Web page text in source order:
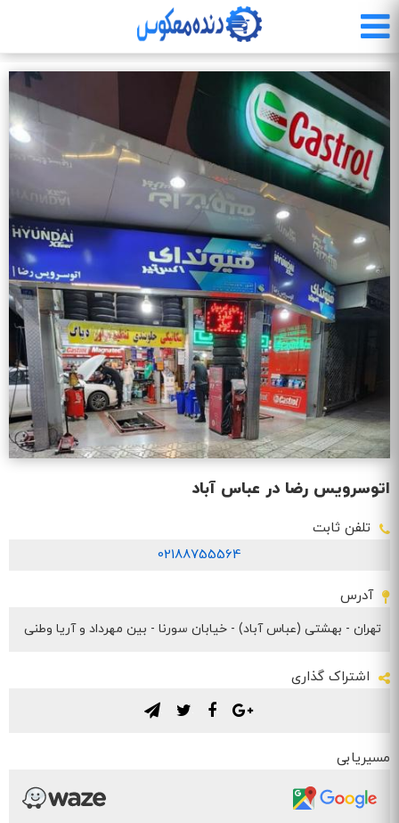
محتوای
اتوسرویس رضا در عباس آباد
تلفن ثابت
02188755564
آدرس
تهران - بهشتی (عباس آباد) - خیابان سورنا - بین مهرداد و آریا وطنی
اشتراک گذاری
. . .
مسیریابی